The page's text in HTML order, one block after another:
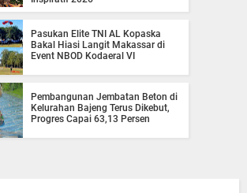
Pasukan Elite TNI AL Kopaska
Bakal Hiasi Langit Makassar di
Event NBOD Kodaeral VI
Pembangunan Jembatan Beton di
Kelurahan Bajeng Terus Dikebut,
Progres Capai 63,13 Persen